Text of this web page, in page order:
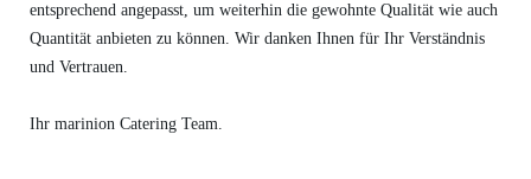
entsprechend angepasst, um weiterhin die gewohnte Qualität wie auch
Quantität anbieten zu können. Wir danken Ihnen für Ihr Verständnis
und Vertrauen.
Ihr marinion Catering Team.